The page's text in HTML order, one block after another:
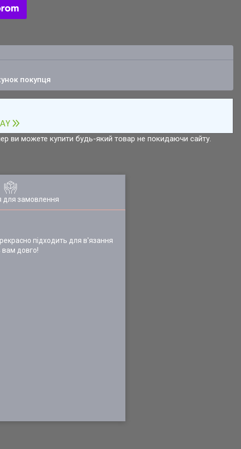
покупця
ви можете купити будь-який товар не покидаючи сайту.
для замовлення
підходить для в'язання
вам довго!